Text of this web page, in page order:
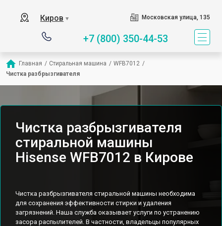
Киров ▼ Московская улица, 135
+7 (800) 350-44-53
Главная / Стиральная машина / WFB7012 /
Чистка разбрызгивателя
Чистка разбрызгивателя
стиральной машины
Hisense WFB7012 в Кирове
Чистка разбрызгивателя стиральной машины необходима
для сохранения эффективности стирки и удаления
загрязнений. Наша служба оказывает услуги по устранению
засора распылителей. В частности, владельцы популярных